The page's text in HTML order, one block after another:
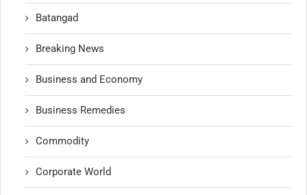
Batangad
Breaking News
Business and Economy
Business Remedies
Commodity
Corporate World